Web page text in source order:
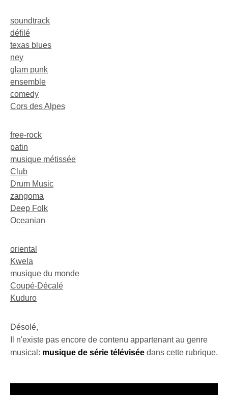
soundtrack
défilé
texas blues
ney
glam punk
ensemble
comedy
Cors des Alpes
free-rock
patin
musique métissée
Club
Drum Music
zangoma
Deep Folk
Oceanian
oriental
Kwela
musique du monde
Coupé-Décalé
Kuduro
Désolé,
Il n'existe pas encore de contenu appartenant au genre
musical: musique de série télévisée dans cette rubrique.